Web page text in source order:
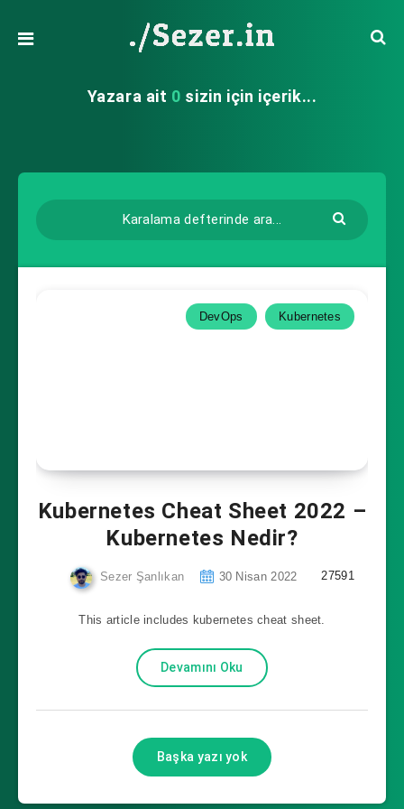
Yazara ait 0 sizin için içerik...
DevOps Kubernetes
Kubernetes Cheat Sheet 2022 –
Kubernetes Nedir?
Sezer Şanlıkan 30 Nisan 2022 27591
This article includes kubernetes cheat sheet.
Devamını Oku
Başka yazı yok